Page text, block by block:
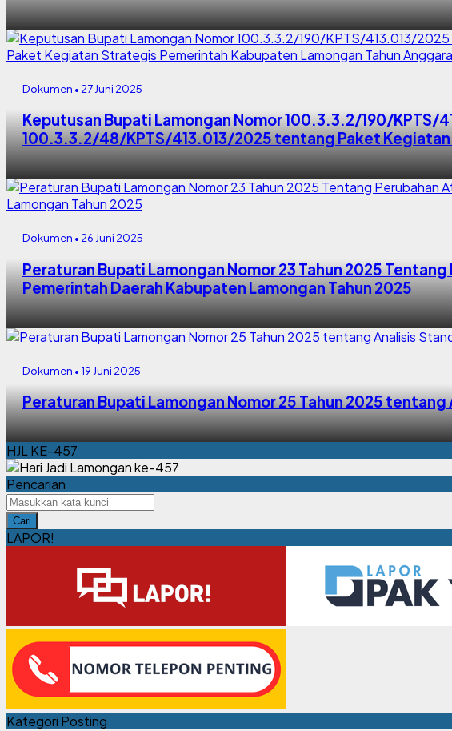
Dokumen • 27 Juni 2025
Keputusan Bupati Lamongan Nomor 100.3.3.2/190/KPTS/
100.3.3.2/48/KPTS/413.013/2025 tentang Paket
Dokumen • 26 Juni 2025
Peraturan Bupati Lamongan Nomor 23 Tahun 2025
Pemerintah Daerah Kabupaten Lamongan Tahun 2025
Dokumen • 19 Juni 2025
Peraturan Bupati Lamongan Nomor 25 Tahun 2025
HJL KE-457
Pencarian
Cari
LAPOR!
Kategori Posting